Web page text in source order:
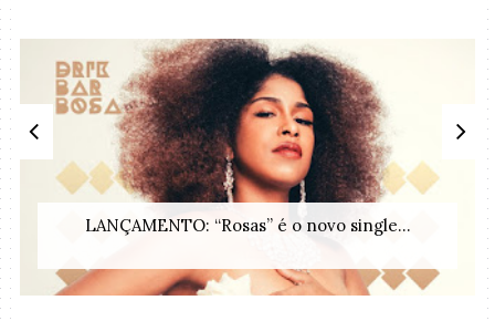
LANÇAMENTO: “Rosas” é o novo single...